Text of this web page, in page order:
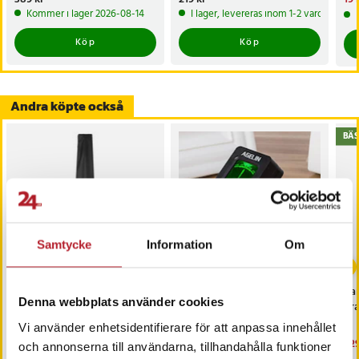
Samtycke Information Om
Denna webbplats använder cookies
Vi använder enhetsidentifierare för att anpassa innehållet
och annonserna till användarna, tillhandahålla funktioner
Kommer i lager 2026-08-14
Köp
I lager, levereras inom 1-2 vardagar
Köp
Andra köpte också
Nuvarande pris:
149 kr Tidigare pris: 219 kr
149 kr 219 kr
stämapparat /
gitarrstämmare / kromatisk
tuner för gitarr, bas, fiol och
ukulele
Pris :99 kr
99 kr